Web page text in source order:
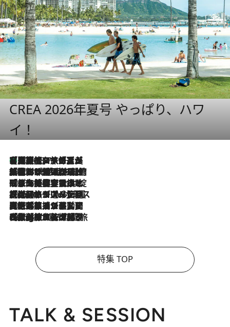
CREA 2026年夏号 やっぱり、ハワ
イ！
2026.8.7
【厳選旅コスメ】「多機能アイテムがメイン！」旅好き美容エディターが選んだ夏旅ベストコスメを発表【Mサイズジップ】
2026.8.6
「荷物が増えるほど旅ストレスは増す」美容ジャーナリストがたどり着いた最終結論。“化粧品を劇的に減らす”感動の凝縮美容とは
2026.8.6
「旅先には金髪ウィッグを持参」日本と同じメイクでは損してる!? 美容ジャーナリストが提案する“掟破りの旅美容”とは
2026.8.6
【厳選旅コスメ】「身軽さ＆UV対策重視！」ヘアアーティストshucoが選んだ夏旅ベストコスメを発表【Mサイズジップ】
2026.8.5
【厳選旅コスメ】国内をあちこち移動する河井菜摘が選んだ夏旅ベストコスメ発表！「リラックスアイテムはマスト」【Mサイズジップ】
2026.8.4
【厳選旅コスメ】「紫外線＆乾燥対策しながらメイク感も！」ヘア＆メイクGeorgeが選んだ夏旅ベストコスメを発表！【Mサイズジップ】
特集 TOP
TALK & SESSION